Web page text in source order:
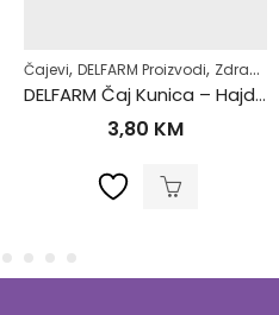
Samoliječenje,Superhrana,Zdrav
Čajevi, DELFARM Proizvodi, Zdrav život
DELFARM Čaj Kunica – Hajdučka trava 50g
3,80 KM